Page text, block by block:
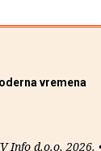
vremena
Info d.o.o. 2026.